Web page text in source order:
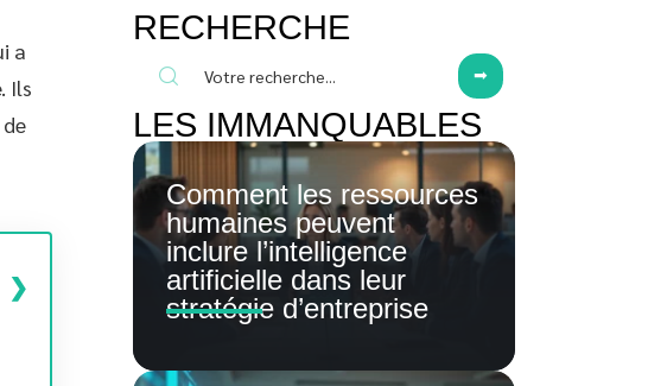
a
Ils
RECHERCHE
LES IMMANQUABLES
Comment les ressources
humaines peuvent
inclure l’intelligence
artificielle dans leur
stratégie d’entreprise